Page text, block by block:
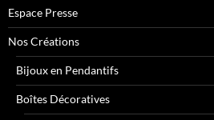
Espace Presse
Nos Créations
Bijoux en Pendantifs
Boîtes Décoratives